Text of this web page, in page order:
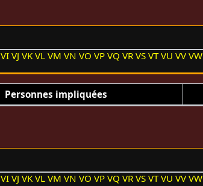
VI VJ VK VL VM VN VO VP VQ VR VS VT VU VV VW
Personnes impliquées
VI VJ VK VL VM VN VO VP VQ VR VS VT VU VV VW